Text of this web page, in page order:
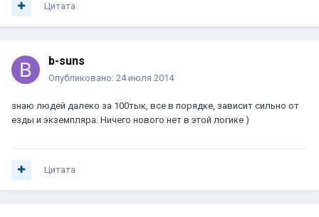
Цитата
b-suns
Опубликовано: 24 июля 2014
знаю людей далеко за 100тык, все в порядке, зависит сильно от
езды и экземпляра. Ничего нового нет в этой логике )
Цитата